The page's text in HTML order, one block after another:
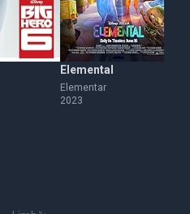
Elemental
Elementar
2023